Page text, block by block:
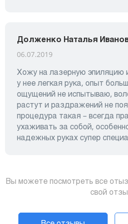
Долженко Наталья
06.07.2019
Хожу на лазерную эпиляцию
у нее легкая рука, опыт
ощущений не испытываю,
растут и раздражений не
процедура такая – всегда
ухаживать за собой,
надежных руках супер
Вы можете посмотреть все
свой